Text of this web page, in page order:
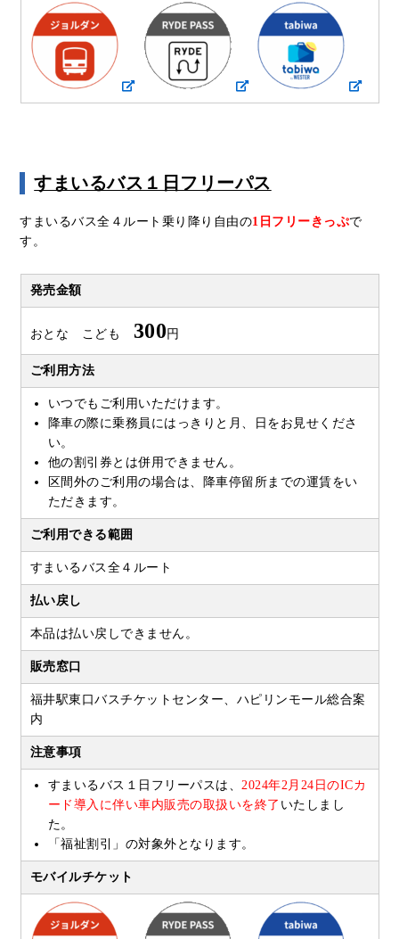
すまいるバス１日フリーパス
すまいるバス全４ルート乗り降り自由の1日フリーきっぷで
す。
発売金額
おとな こども 300円
ご利用方法
いつでもご利用いただけます。
降車の際に乗務員にはっきりと月、日をお見せくださ
い。
他の割引券とは併用できません。
区間外のご利用の場合は、降車停留所までの運賃をい
ただきます。
ご利用できる範囲
すまいるバス全４ルート
払い戻し
本品は払い戻しできません。
販売窓口
福井駅東口バスチケットセンター、ハピリンモール総合案
内
注意事項
すまいるバス１日フリーパスは、 2024年2月24日のICカ
ード導入に伴い車内販売の取扱いを終了 いたしまし
た。
「福祉割引」の対象外となります。
モバイルチケット